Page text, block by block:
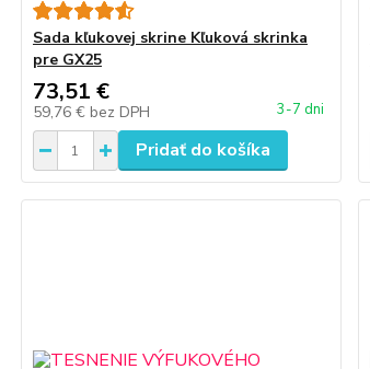
Sada kľukovej skrine Kľuková skrinka
pre GX25
73,51 €
59,76 € bez DPH 3-7 dni
Pridať do košíka